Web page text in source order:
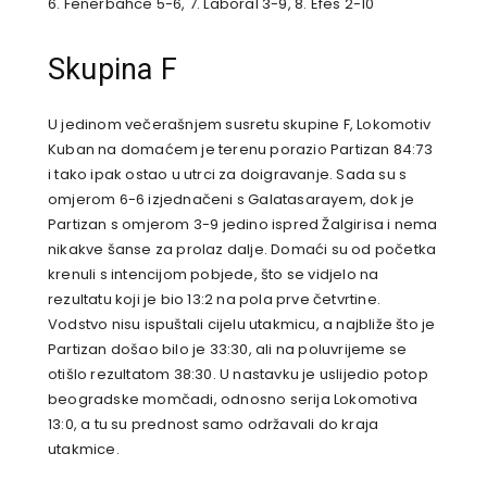
Skupina F
U jedinom večerašnjem susretu skupine F, Lokomotiv
Kuban na domaćem je terenu porazio Partizan 84:73
i tako ipak ostao u utrci za doigravanje. Sada su s
omjerom 6-6 izjednačeni s Galatasarayem, dok je
Partizan s omjerom 3-9 jedino ispred Žalgirisa i nema
nikakve šanse za prolaz dalje. Domaći su od početka
krenuli s intencijom pobjede, što se vidjelo na
rezultatu koji je bio 13:2 na pola prve četvrtine.
Vodstvo nisu ispuštali cijelu utakmicu, a najbliže što je
Partizan došao bilo je 33:30, ali na poluvrijeme se
otišlo rezultatom 38:30. U nastavku je uslijedio potop
beogradske momčadi, odnosno serija Lokomotiva
13:0, a tu su prednost samo održavali do kraja
utakmice.